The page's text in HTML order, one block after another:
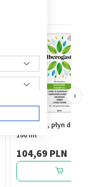
Iberogast, płyn doustny,
100 ml
104,69 PLN
›